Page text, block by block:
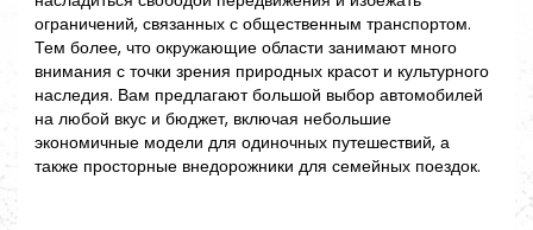
ограничений, связанных с общественным транспортом.
Тем более, что окружающие области занимают много
внимания с точки зрения природных красот и культурного
наследия. Вам предлагают большой выбор автомобилей
на любой вкус и бюджет, включая небольшие
экономичные модели для одиночных путешествий, а
также просторные внедорожники для семейных поездок.